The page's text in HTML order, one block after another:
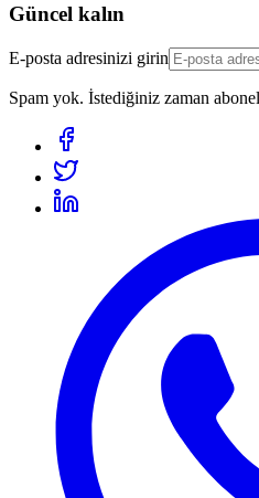
Güncel kalın
E-posta adresinizi girin
Spam yok. İstediğiniz zaman